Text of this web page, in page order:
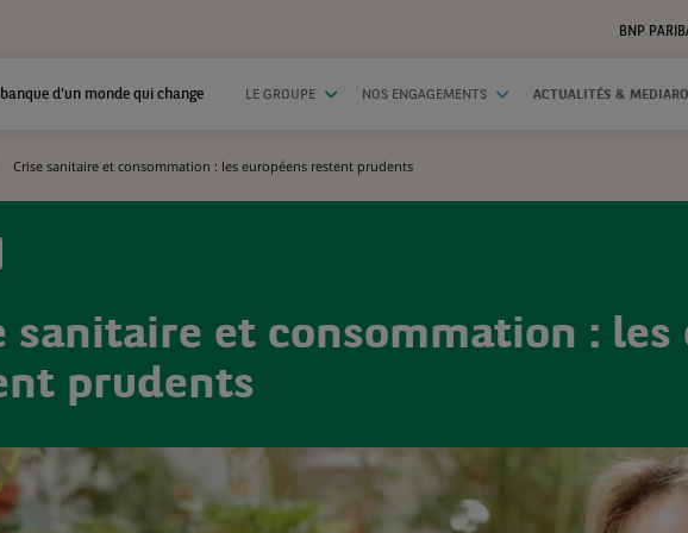
BNP
banque d'un monde qui change LE GROUPE NOS ENGAGEMENTS ACTUALITÉS &
Crise sanitaire et consommation : les européens restent prudents
sanitaire et consommation : les
prudents